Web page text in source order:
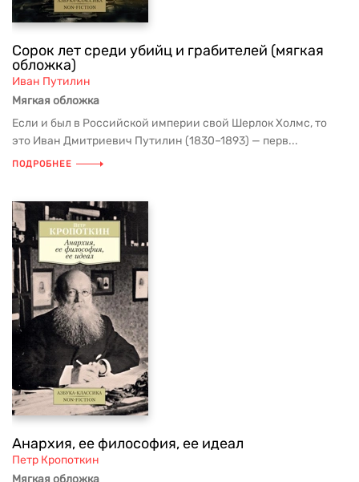
Сорок лет среди убийц и грабителей (мягкая
обложка)
Иван Путилин
Мягкая обложка
Если и был в Российской империи свой Шерлок Холмс, то
это Иван Дмитриевич Путилин (1830–1893) — перв...
ПОДРОБНЕЕ
Анархия, ее философия, ее идеал
Петр Кропоткин
Мягкая обложка